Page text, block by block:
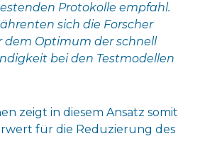
Protokolle empfahl.
sich die Forscher
dem Optimum der schnell
bei den Testmodellen
zeigt in diesem Ansatz somit
für die Reduzierung des